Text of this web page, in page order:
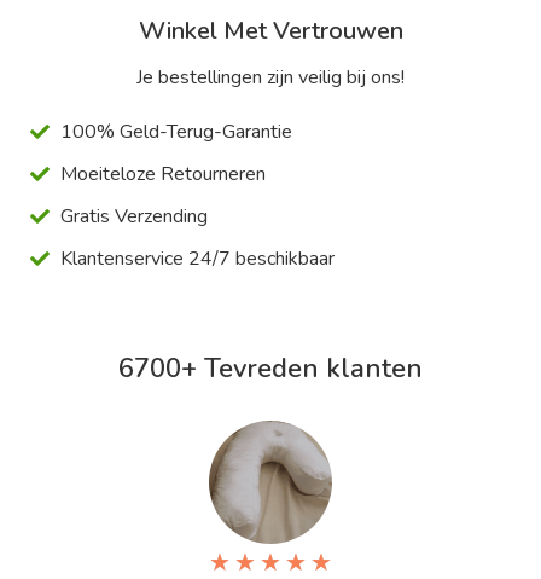
Winkel Met Vertrouwen
Je bestellingen zijn veilig bij ons!
100% Geld-Terug-Garantie
Moeiteloze Retourneren
Gratis Verzending
Klantenservice 24/7 beschikbaar
6700+ Tevreden klanten
★ ★ ★ ★ ★